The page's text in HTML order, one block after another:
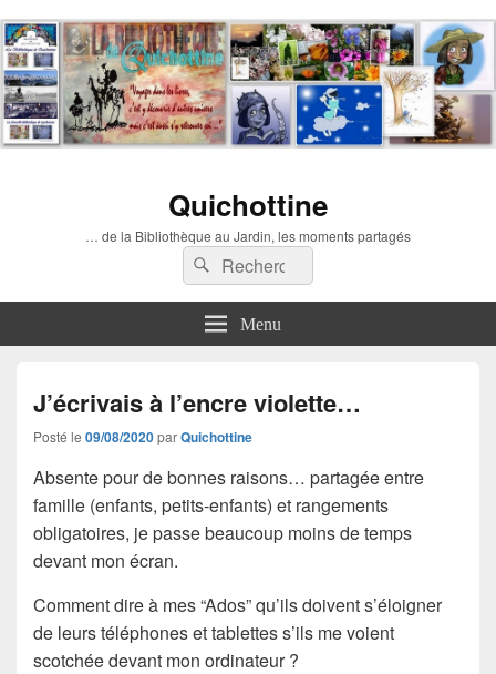
Quichottine
… de la Bibliothèque au Jardin, les moments partagés
Recherche :
Rechercher
Menu
J’écrivais à l’encre violette…
Posté le 09/08/2020parQuichottine
Absente pour de bonnes raisons… partagée entre
famille (enfants, petits-enfants) et rangements
obligatoires, je passe beaucoup moins de temps
devant mon écran.
Comment dire à mes “Ados” qu’ils doivent s’éloigner
de leurs téléphones et tablettes s’ils me voient
scotchée devant mon ordinateur ?